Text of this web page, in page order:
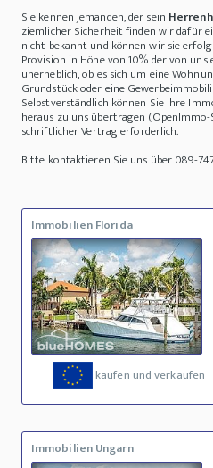
Sie kennen jemanden, der sein
ziemlicher Sicherheit finden wir dafür
nicht bekannt und können wir sie
Provision in Höhe von 10% der von
unerheblich, ob es sich um eine
Grundstück oder eine
Selbstverständlich können Sie Ihre
heraus zu uns übertragen
schriftlicher Vertrag erforderlich.
Bitte kontaktieren Sie uns über 089-
Immobilien Florida
kaufen und verkaufen
Immobilien Ungarn